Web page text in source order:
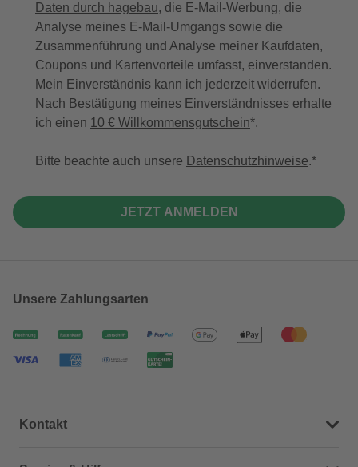
Daten durch hagebau, die E-Mail-Werbung, die
Analyse meines E-Mail-Umgangs sowie die
Zusammenführung und Analyse meiner Kaufdaten,
Coupons und Kartenvorteile umfasst, einverstanden.
Mein Einverständnis kann ich jederzeit widerrufen.
Nach Bestätigung meines Einverständnisses erhalte
ich einen 10 € Willkommensgutschein*.
Bitte beachte auch unsere Datenschutzhinweise.
JETZT ANMELDEN
Unsere Zahlungsarten
Kontakt